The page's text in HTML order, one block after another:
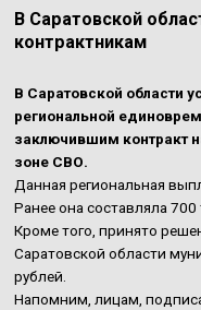
В Саратовской
контрактникам
В Саратовской области
региональной
заключившим контракт
зоне СВО.
Данная региональная
Ранее она составляла 700
Кроме того, принято
Саратовской области
рублей.
Напомним, лицам,